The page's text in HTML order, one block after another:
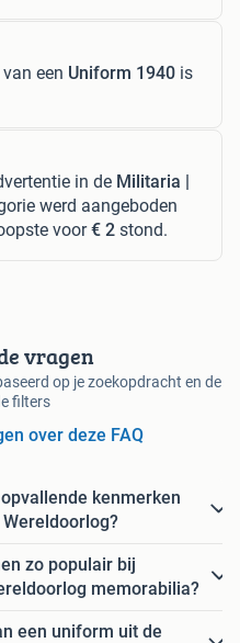
een Uniform 1940 is
in de Militaria |
werd aangeboden
voor€ 2 stond.
vragen
op je zoekopdracht en de
filters
over deze FAQ
kenmerken
zo populair bij
memorabilia?
een uniform uit de